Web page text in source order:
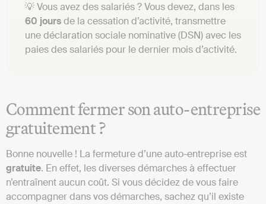
💡 Vous avez des salariés ? Vous devez, dans les
60 joursde la cessation d’activité, transmettre
une déclaration sociale nominative (DSN) avec les
paies des salariés pour le dernier mois d’activité.
Comment fermer son auto-entreprise
gratuitement ?
Bonne nouvelle ! La fermeture d’une auto-entreprise est
gratuite. En effet, les diverses démarches à effectuer
n’entraînent aucun coût. Si vous décidez de vous faire
accompagner dans vos démarches, sachez qu’il existe